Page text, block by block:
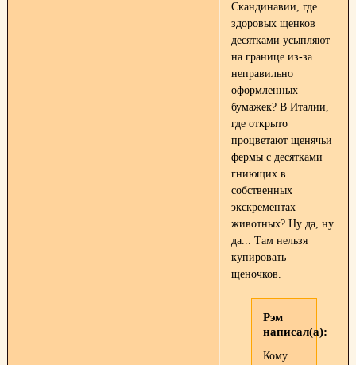
Скандинавии, где
здоровых щенков
десятками усыпляют
на границе из-за
неправильно
оформленных
бумажек? В Италии,
где открыто
процветают щенячьи
фермы с десятками
гниющих в
собственных
экскрементах
животных? Ну да, ну
да... Там нельзя
купировать
щеночков.
Рэм
написал(а):
Кому